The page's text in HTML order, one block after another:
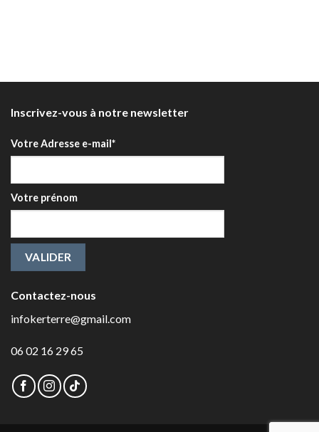
Inscrivez-vous à notre newsletter
Votre Adresse e-mail*
Votre prénom
Contactez-nous
infokerterre@gmail.com
06 02 16 29 65